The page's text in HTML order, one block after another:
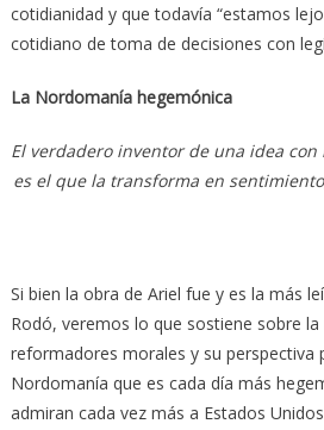
cotidianidad y que todavía “estamos
cotidiano de toma de decisiones con
La Nordomanía hegemónica
El verdadero inventor de una idea
es el que la transforma en
Si bien la obra de Ariel fue y es la más
Rodó, veremos lo que sostiene sobre
reformadores morales y su perspectiva
Nordomanía que es cada día más
admiran cada vez más a Estados